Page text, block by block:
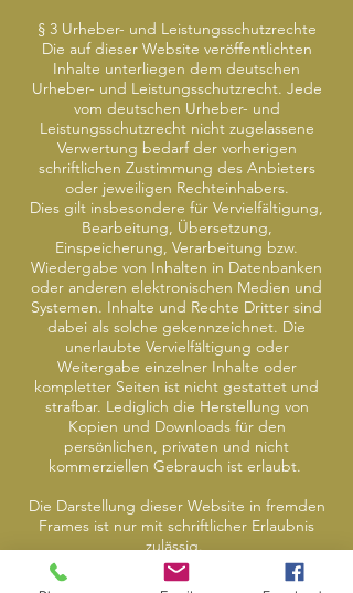
§ 3 Urheber- und Leistungsschutzrechte
Die auf dieser Website veröffentlichten
Inhalte unterliegen dem deutschen
Urheber- und Leistungsschutzrecht. Jede
vom deutschen Urheber- und
Leistungsschutzrecht nicht zugelassene
Verwertung bedarf der vorherigen
schriftlichen Zustimmung des Anbieters
oder jeweiligen Rechteinhabers.
Dies gilt insbesondere für Vervielfältigung,
Bearbeitung, Übersetzung,
Einspeicherung, Verarbeitung bzw.
Wiedergabe von Inhalten in Datenbanken
oder anderen elektronischen Medien und
Systemen. Inhalte und Rechte Dritter sind
dabei als solche gekennzeichnet. Die
unerlaubte Vervielfältigung oder
Weitergabe einzelner Inhalte oder
kompletter Seiten ist nicht gestattet und
strafbar. Lediglich die Herstellung von
Kopien und Downloads für den
persönlichen, privaten und nicht
kommerziellen Gebrauch ist erlaubt.
Die Darstellung dieser Website in fremden
Frames ist nur mit schriftlicher Erlaubnis
zulässig.
§ 4 Besondere Nutzungsbedingungen